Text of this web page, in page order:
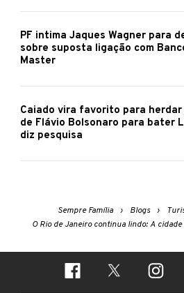
PF intima Jaques Wagner para
sobre suposta ligação com
Master
Caiado vira favorito para
de Flávio Bolsonaro para bater
diz pesquisa
Sempre Família Blogs
O Rio de Janeiro continua lindo: A